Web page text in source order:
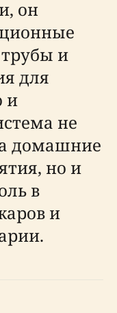
он
и
для
и
не
домашние
но и
в
и